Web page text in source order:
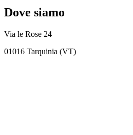
Dove siamo
Via le Rose 24
01016 Tarquinia (VT)